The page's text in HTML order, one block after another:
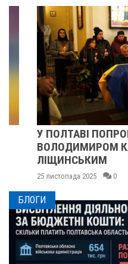
У ПОЛТАВІ
ВОЛОДИМИРОМ
ЛІЩИНСЬКИМ
25 листопада 2025 0
БЛОГИ